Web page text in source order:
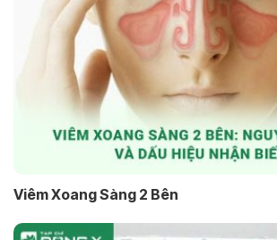
Viêm Xoang Sàng 2 Bên